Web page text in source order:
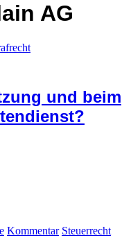
AG
und beim
Kommentar Steuerrecht